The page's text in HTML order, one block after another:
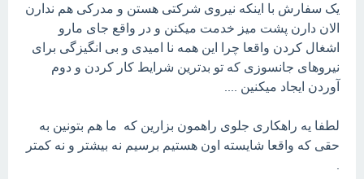
یک سفارش با اینکه نیروی شرکتی هستن و مدرکی هم ندارن
الان دارن پشت میز خدمت میکنن و در واقع جای مارو
اشغال کردن واقعا چرا این همه نا امیدی و بی انگیزگی برای
نیروهای جانسوزی که تو بدترین شرایط کار کردن و دوم
آوردن ایجاد میکنین ....
لطفا یه راهکاری جلوی راهمون بزارین که ما هم بتونین به
حقی که واقعا شایسته اون هستیم برسیم نه بیشتر و نه کمتر